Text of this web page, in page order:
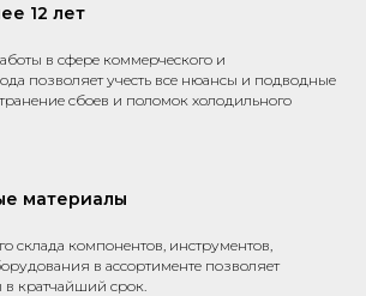
12 лет
в сфере коммерческого и
позволяет учесть все нюансы и подводные
сбоев и поломок холодильного
материалы
склада компонентов, инструментов,
в ассортименте позволяет
кратчайший срок.